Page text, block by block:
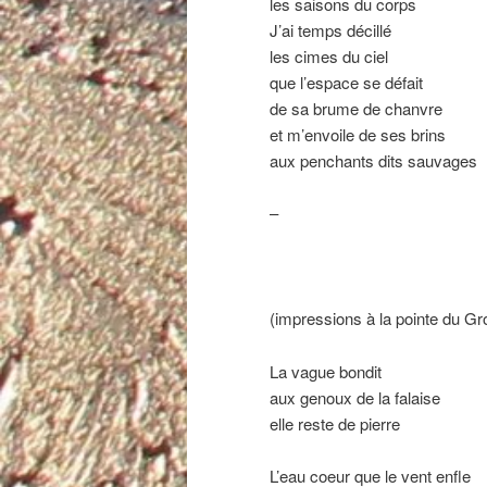
J’ai temps décillé
les cimes du ciel
que l’espace se défait
de sa brume de chanvre
et m’envoile de ses brins
aux penchants dits sauvages
–
(impressions à la pointe du
La vague bondit
aux genoux de la falaise
elle reste de pierre
L’eau coeur que le vent enfle